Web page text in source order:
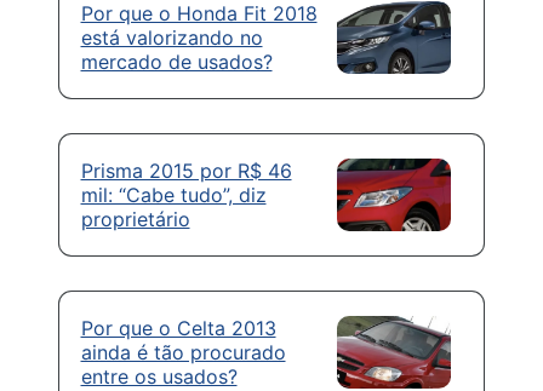
Por que o Honda Fit 2018
está valorizando no
mercado de usados?
Prisma 2015 por R$ 46
mil: “Cabe tudo”, diz
proprietário
Por que o Celta 2013
ainda é tão procurado
entre os usados?